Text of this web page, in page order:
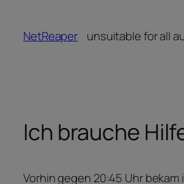
springen
NetReaper unsuitable for all
Ich brauche
Vorhin gegen 20:45 Uhr bekam